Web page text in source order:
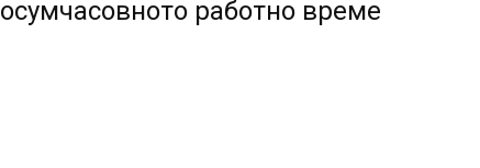
осумчасовното работно време